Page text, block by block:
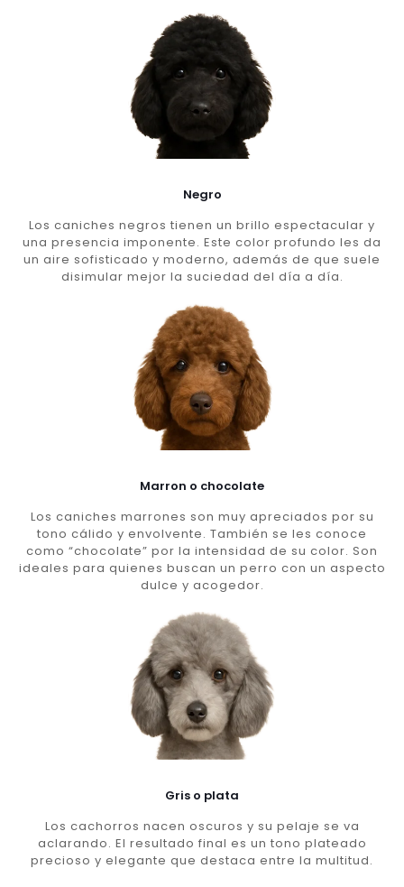
Negro
Los caniches negros tienen un brillo espectacular y
una presencia imponente. Este color profundo les da
un aire sofisticado y moderno, además de que suele
disimular mejor la suciedad del día a día.
Marron o chocolate
Los caniches marrones son muy apreciados por su
tono cálido y envolvente. También se les conoce
como “chocolate” por la intensidad de su color. Son
ideales para quienes buscan un perro con un aspecto
dulce y acogedor.
Gris o plata
Los cachorros nacen oscuros y su pelaje se va
aclarando. El resultado final es un tono plateado
precioso y elegante que destaca entre la multitud.